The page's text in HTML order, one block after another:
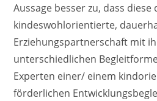
Aussage besser zu, dass diese
kindeswohlorientierte,
Erziehungspartnerschaft mit
unterschiedlichen
Experten einer/ einem
förderlichen